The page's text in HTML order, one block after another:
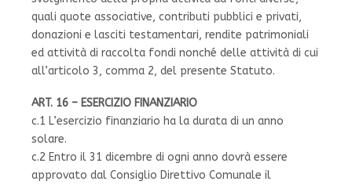
quali quote associative, contributi pubblici e privati,
donazioni e lasciti testamentari, rendite patrimoniali
ed attività di raccolta fondi nonché delle attività di cui
all’articolo 3, comma 2, del presente Statuto.
ART. 16 – ESERCIZIO FINANZIARIO
c.1 L’esercizio finanziario ha la durata di un anno
solare.
c.2 Entro il 31 dicembre di ogni anno dovrà essere
approvato dal Consiglio Direttivo Comunale il